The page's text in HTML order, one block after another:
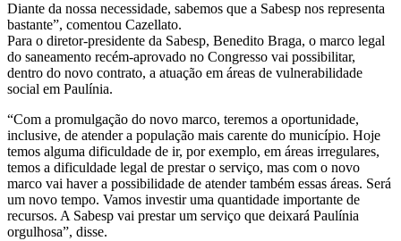
Diante da nossa necessidade, sabemos que a Sabesp nos representa
bastante”, comentou Cazellato.
Para o diretor-presidente da Sabesp, Benedito Braga, o marco legal
do saneamento recém-aprovado no Congresso vai possibilitar,
dentro do novo contrato, a atuação em áreas de vulnerabilidade
social em Paulínia.
“Com a promulgação do novo marco, teremos a oportunidade,
inclusive, de atender a população mais carente do município. Hoje
temos alguma dificuldade de ir, por exemplo, em áreas irregulares,
temos a dificuldade legal de prestar o serviço, mas com o novo
marco vai haver a possibilidade de atender também essas áreas. Será
um novo tempo. Vamos investir uma quantidade importante de
recursos. A Sabesp vai prestar um serviço que deixará Paulínia
orgulhosa”, disse.